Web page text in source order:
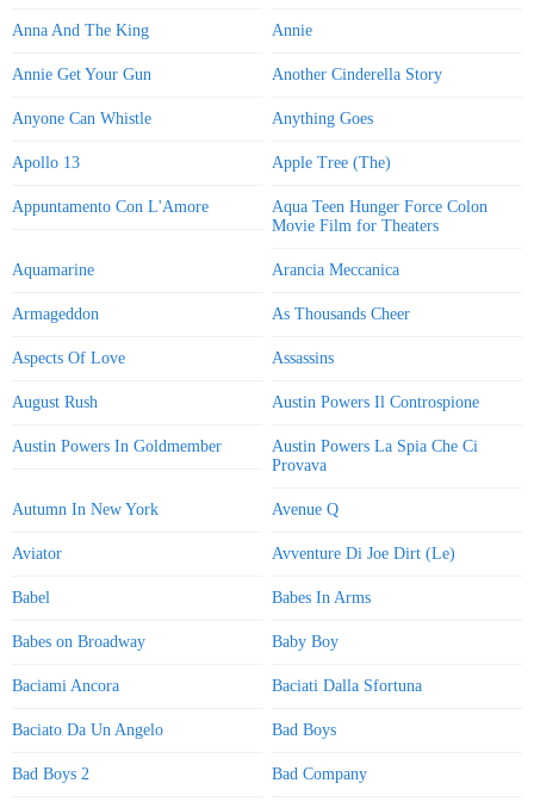
Anna And The King Annie
Annie Get Your Gun Another Cinderella Story
Anyone Can Whistle Anything Goes
Apollo 13 Apple Tree (The)
Appuntamento Con L'Amore
Aqua Teen Hunger Force Colon
Movie Film for Theaters
Aquamarine Arancia Meccanica
Armageddon As Thousands Cheer
Aspects Of Love Assassins
August Rush Austin Powers Il Controspione
Austin Powers In Goldmember
Austin Powers La Spia Che Ci
Provava
Autumn In New York Avenue Q
Aviator Avventure Di Joe Dirt (Le)
Babel Babes In Arms
Babes on Broadway Baby Boy
Baciami Ancora Baciati Dalla Sfortuna
Baciato Da Un Angelo Bad Boys
Bad Boys 2 Bad Company